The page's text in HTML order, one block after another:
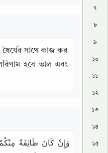
সাথে কাজ কর
হবে ভাল এবং
৭
৮
৯
১০
১১
১২
১৩
১৪
১৫